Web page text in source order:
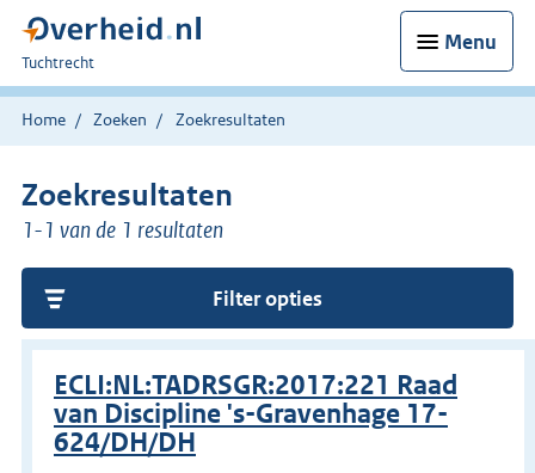
Menu
U
bent
hier:
Tuchtrecht
Home Zoeken Zoekresultaten
Zoekresultaten
1-1 van de 1 resultaten
Filter opties
ECLI:NL:TADRSGR:2017:221 Raad
van Discipline 's-Gravenhage 17-
624/DH/DH